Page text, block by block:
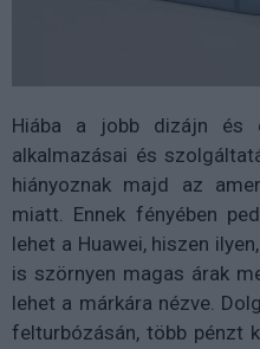
Hiába a jobb dizájn és
alkalmazásai és
hiányoznak majd az
miatt. Ennek fényében
lehet a Huawei, hiszen
is szörnyen magas árak
lehet a márkára nézve.
felturbózásán, több pénzt